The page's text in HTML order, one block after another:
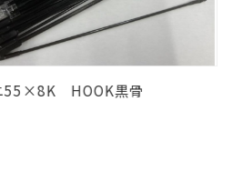
F27 折58×8K HOOK黒骨